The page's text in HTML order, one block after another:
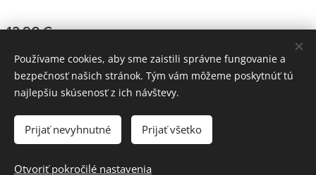
12,90€
Do košíka
© 2020 TR-Restore | Tomáš Rusnák
Používame cookies, aby sme zaistili správne fungovanie a
bezpečnosť našich stránok. Tým vám môžeme poskytnúť tú
najlepšiu skúsenosť z ich návštevy.
Prijať nevyhnutné Prijať všetko
Otvoriť pokročilé nastavenia